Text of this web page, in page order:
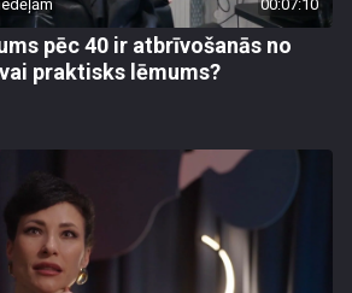
00:07:10
pēc 40 ir atbrīvošanās no
praktisks lēmums?